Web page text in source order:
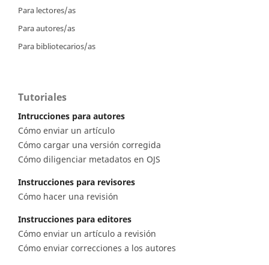
Para lectores/as
Para autores/as
Para bibliotecarios/as
Tutoriales
Intrucciones para autores
Cómo enviar un artículo
Cómo cargar una versión corregida
Cómo diligenciar metadatos en OJS
Instrucciones para revisores
Cómo hacer una revisión
Instrucciones para editores
Cómo enviar un artículo a revisión
Cómo enviar correcciones a los autores